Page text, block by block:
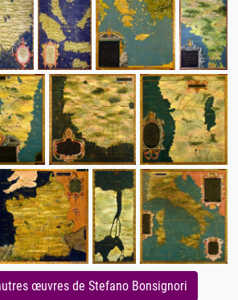
œuvres de Stefano Bonsignori